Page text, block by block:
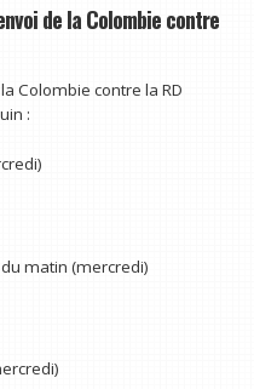
de la Colombie contre
Colombie contre la RD
:
matin (mercredi)